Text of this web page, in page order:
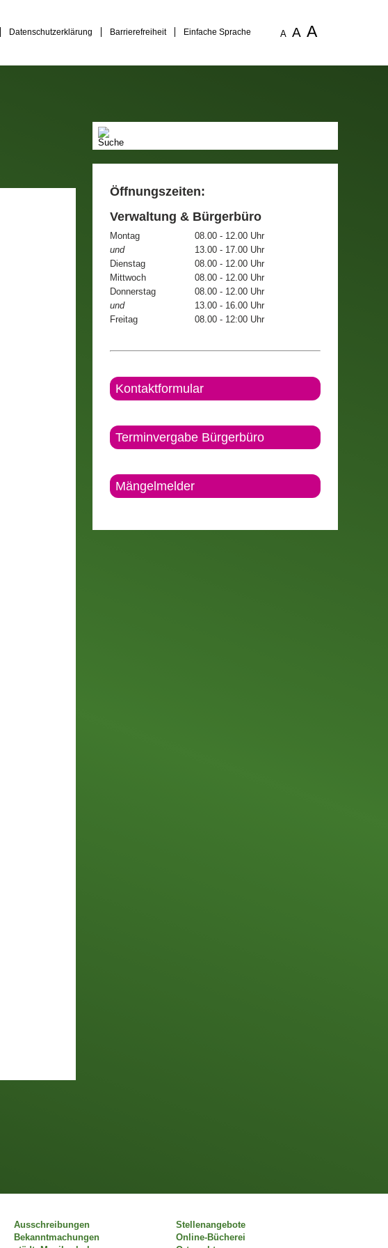
Datenschutzerklärung Barrierefreiheit Einfache Sprache A A A
Öffnungszeiten:
Verwaltung & Bürgerbüro
Montag
08.00 - 12.00 Uhr
und
13.00 - 17.00 Uhr
Dienstag
08.00 - 12.00 Uhr
Mittwoch
08.00 - 12.00 Uhr
Donnerstag
08.00 - 12.00 Uhr
und
13.00 - 16.00 Uhr
Freitag
08.00 - 12:00 Uhr
Kontaktformular
Terminvergabe Bürgerbüro
Mängelmelder
Ausschreibungen
Stellenangebote
Bekanntmachungen
Online-Bücherei